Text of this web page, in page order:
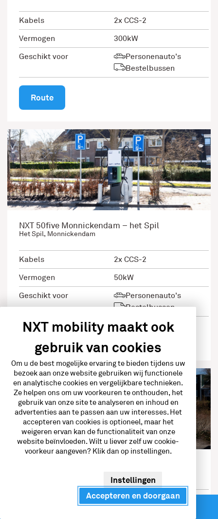
Kabels
2x CCS-2
Vermogen
300kW
Geschikt voor
Personenauto's
Bestelbussen
Route
NXT 50five Monnickendam – het Spil
Het Spil, Monnickendam
Kabels
2x CCS-2
Vermogen
50kW
Geschikt voor
Personenauto's
Bestelbussen
2x CCS-2
Direct contact
NXT mobility maakt ook
gebruik van cookies
Om u de best mogelijke ervaring te bieden tijdens uw
bezoek aan onze website gebruiken wij functionele
en analytische cookies en vergelijkbare technieken.
Ze helpen ons om uw voorkeuren te onthouden, het
gebruik van onze site te analyseren en inhoud en
advertenties aan te passen aan uw interesses. Het
accepteren van cookies is optioneel, maar het
weigeren ervan kan de functionaliteit van onze
website beïnvloeden. Wilt u liever zelf uw cookie-
voorkeur aangeven? Klik dan op instellingen.
Instellingen
Accepteren en doorgaan